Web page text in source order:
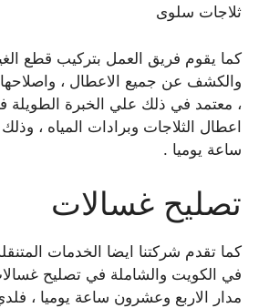
ثلاجات سلوى
كما يقوم فريق العمل بتركيب قطع
والكشف عن جميع الاعطال ،
، معتمد في ذلك علي الخبرة الطويلة
ساعة يوميا .
تصليح غسالات
كما تقدم شركتنا ايضا الخدمات
في الكويت والشاملة في تصليح
مدار الاربع وعشرون ساعة يوميا ،